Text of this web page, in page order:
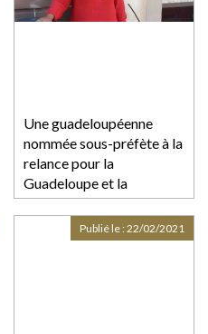
Une guadeloupéenne
nommée sous-préfète à la
relance pour la
Guadeloupe et la
Martinique
Publié le :22/02/2021